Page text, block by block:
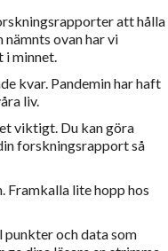
att hålla
nämnts ovan har vi
minnet.
kvar. Pandemin har haft
liv.
viktigt. Du kan göra
forskningsrapport så
Framkalla lite hopp hos
och data som